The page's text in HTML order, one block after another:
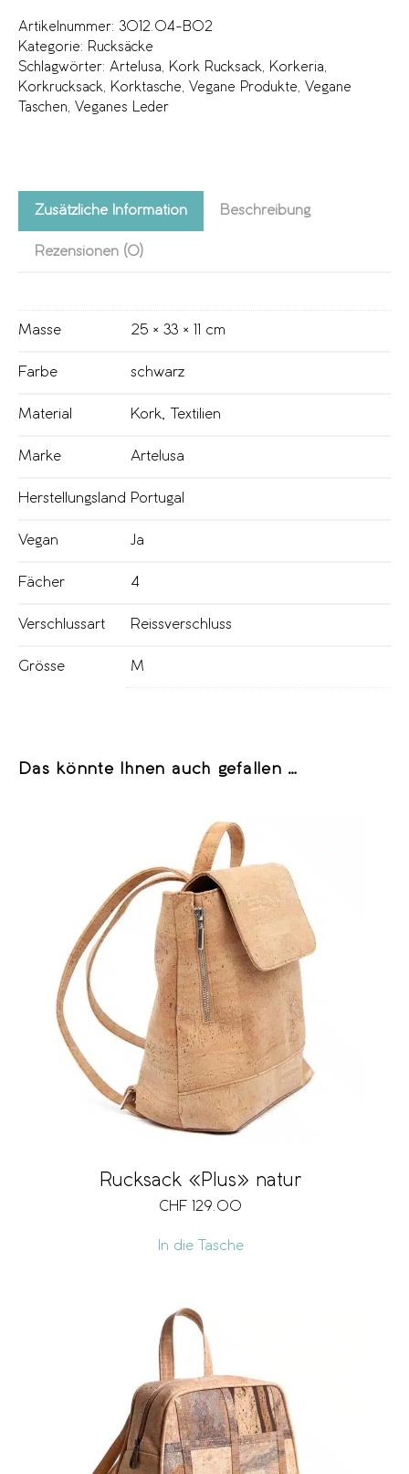
Artikelnummer: 3012.04-B02
Kategorie: Rucksäcke
Schlagwörter: Artelusa, Kork Rucksack, Korkeria,
Korkrucksack, Korktasche, Vegane Produkte, Vegane
Taschen, Veganes Leder
Zusätzliche Information Beschreibung
Rezensionen (0)
Masse 25 × 33 × 11 cm
Farbe schwarz
Material Kork, Textilien
Marke Artelusa
Herstellungsland Portugal
Vegan Ja
Fächer 4
Verschlussart Reissverschluss
Grösse M
Das könnte Ihnen auch gefallen …
Rucksack «Plus» natur
CHF 129.00
In die Tasche